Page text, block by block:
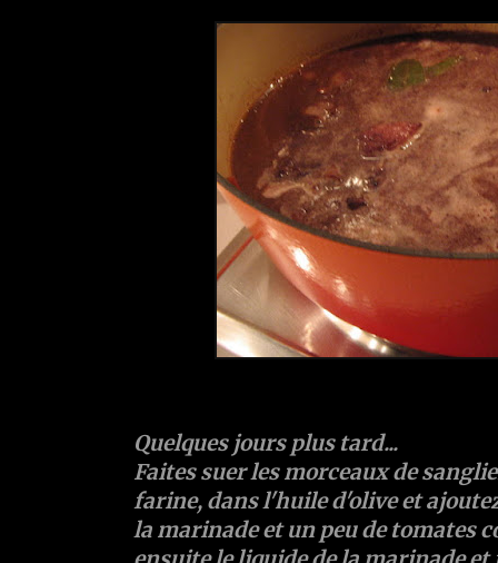
Quelques jours plus tard...
Faites suer les morceaux de
farine, dans l'huile d'olive et
la marinade et un peu detomates